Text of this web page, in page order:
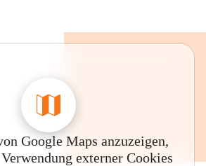
Google Maps anzuzeigen,
externer Cookies